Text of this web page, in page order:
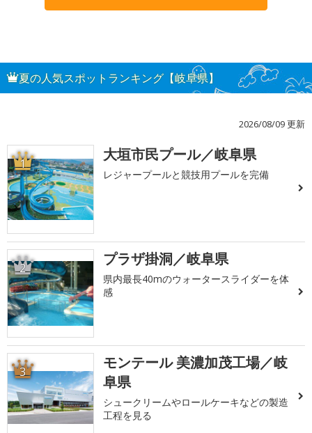
夏の人気スポットランキング【岐阜県】
2026/08/09 更新
1 大垣市民プール／岐阜県
レジャープールと競技用プールを完備
2 プラザ掛洞／岐阜県
県内最長40mのウォータースライダーを体
感
3
モンテール 美濃加茂工場／岐
阜県
シュークリームやロールケーキなどの製造
工程を見る